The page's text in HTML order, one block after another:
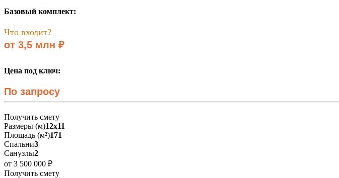
Базовый комплект:
Что входит?
от 3,5 млн ₽
Цена под ключ:
По запросу
Получить смету
Размеры (м)12х11
Площадь (м²)171
Спальни3
Санузлы2
от 3 500 000 ₽
Получить смету